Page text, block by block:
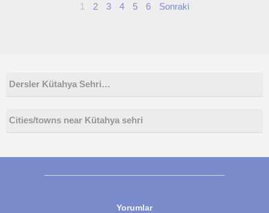
1 2 3 4 5 6 Sonraki
Dersler Kütahya Sehri…
Cities/towns near Kütahya sehri
Yorumlar